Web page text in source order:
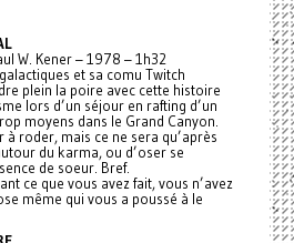
W. Kener – 1978 – 1h32
et sa comu Twitch
plein la poire avec cette histoire
lors d’un séjour en rafting d’un
moyens dans le Grand Canyon.
à roder, mais ce ne sera qu’après
du karma, ou d’oser se
de soeur. Bref.
ce que vous avez fait, vous n’avez
même qui vous a poussé à le